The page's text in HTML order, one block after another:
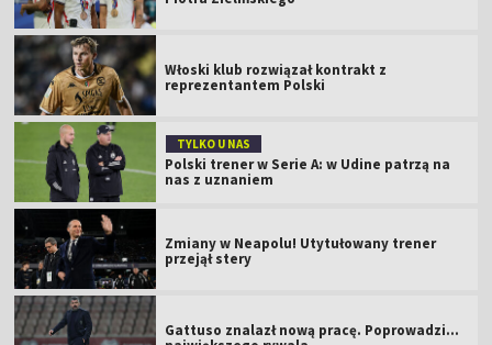
Włoski klub rozwiązał kontrakt z
reprezentantem Polski
TYLKO U NAS
Polski trener w Serie A: w Udine patrzą na
nas z uznaniem
Zmiany w Neapolu! Utytułowany trener
przejął stery
Gattuso znalazł nową pracę. Poprowadzi...